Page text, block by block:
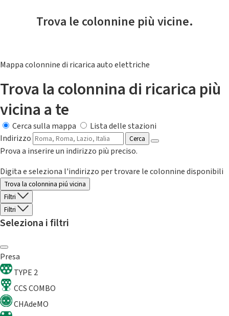
Trova le colonnine più vicine.
Mappa colonnine di ricarica auto elettriche
Trova la colonnina di ricarica più
vicina a te
Cerca sulla mappa
Lista delle stazioni
Indirizzo
Cerca
Prova a inserire un indirizzo più preciso.
Digita e seleziona l'indirizzo per trovare le colonnine disponibili
Trova la colonnina piú vicina
Filtri
Filtri
Seleziona i filtri
Presa
TYPE 2
CCS COMBO
CHAdeMO